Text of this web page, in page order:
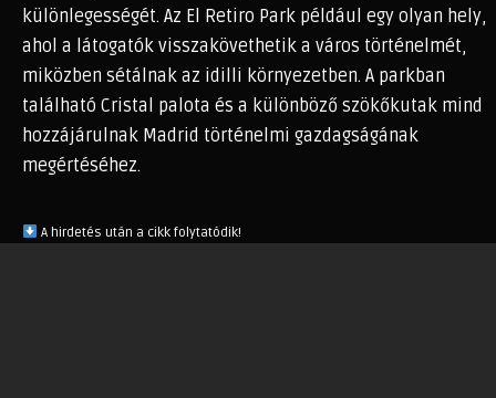
különlegességét. Az El Retiro Park például egy olyan hely,
ahol a látogatók visszakövethetik a város történelmét,
miközben sétálnak az idilli környezetben. A parkban
található Cristal palota és a különböző szökőkutak mind
hozzájárulnak Madrid történelmi gazdagságának
megértéséhez.
A hirdetés után a cikk folytatódik!